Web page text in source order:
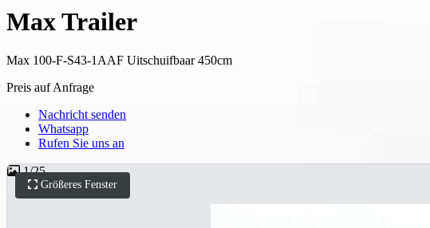
Max Trailer
Max 100-F-S43-1AAF Uitschuifbaar 450cm
Preis auf Anfrage
Nachricht senden
Whatsapp
Rufen Sie uns an
Größeres Fenster
1/25